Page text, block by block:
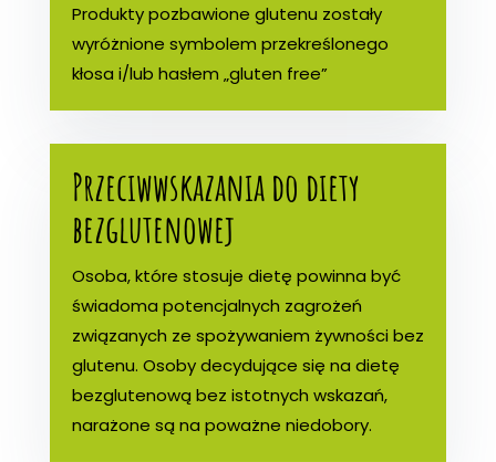
Produkty pozbawione glutenu zostały
wyróżnione symbolem przekreślonego
kłosa i/lub hasłem „gluten free”
Przeciwwskazania do diety
bezglutenowej
Osoba, które stosuje dietę powinna być
świadoma potencjalnych zagrożeń
związanych ze spożywaniem żywności bez
glutenu. Osoby decydujące się na dietę
bezglutenową bez istotnych wskazań,
narażone są na poważne niedobory.